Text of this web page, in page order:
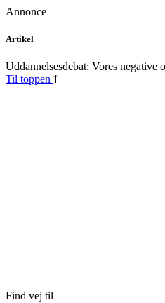
Annonce
Skip
content
Artikel
Uddannelsesdebat: Vores negative
Til toppen
Find vej til